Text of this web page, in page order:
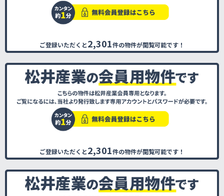
ご登録いただくと2,301件の物件が閲覧可能です！
ご登録いただくと2,301件の物件が閲覧可能です！